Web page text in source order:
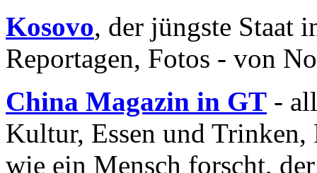
Kosovo, der jüngste Staat
Reportagen, Fotos - von
China Magazin in GT -
Kultur, Essen und
wie ein Mensch forscht,